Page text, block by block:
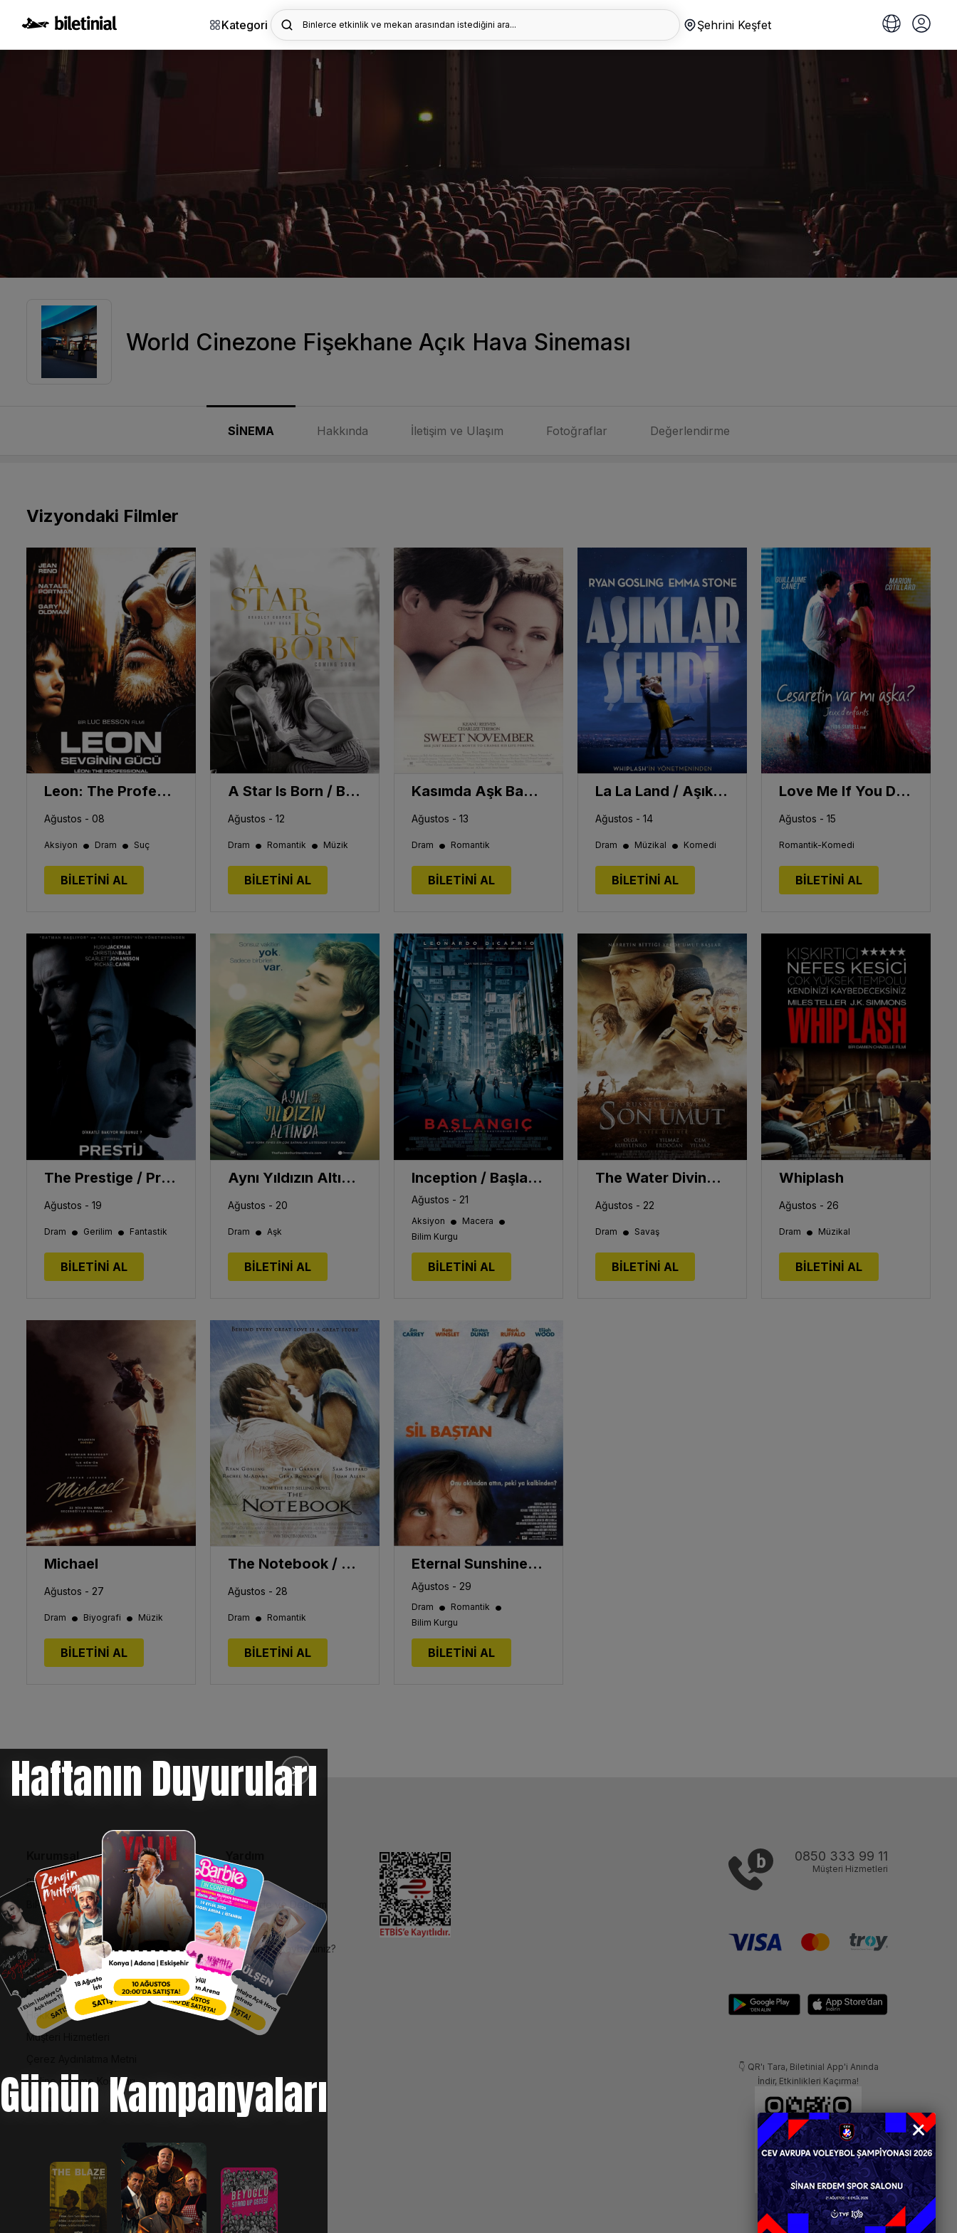
Kategori Binlerce etkinlik ve mekan arasından istediğini ara... Şehrini Keşfet
World Cinezone Fişekhane Açık Hava Sineması
SİNEMA Hakkında İletişim ve Ulaşım Fotoğraflar Değerlendirme
Vizyondaki Filmler
Leon: The Professional / Leon: Sevginin Gücü
Ağustos - 08
Aksiyon • Dram • Suç
BİLETİNİ AL
A Star Is Born / Bir Yıldız Doğuyor
Ağustos - 12
Dram • Romantik • Müzik
BİLETİNİ AL
Kasımda Aşk Başkadır / Sweet November
Ağustos - 13
Dram • Romantik
BİLETİNİ AL
La La Land / Aşıklar Şehri
Ağustos - 14
Dram • Müzikal • Komedi
BİLETİNİ AL
Love Me If You Dare / Cesaretin Var Mı Aşka?
Ağustos - 15
Romantik-Komedi
BİLETİNİ AL
The Prestige / Prestij
Ağustos - 19
Dram • Gerilim • Fantastik
BİLETİNİ AL
Aynı Yıldızın Altında / The Fault in our Stars
Ağustos - 20
Dram • Aşk
BİLETİNİ AL
Inception / Başlangıç
Ağustos - 21
Aksiyon • Macera •
Bilim Kurgu
BİLETİNİ AL
The Water Diviner / Son Umut
Ağustos - 22
Dram • Savaş
BİLETİNİ AL
Whiplash
Ağustos - 26
Dram • Müzikal
BİLETİNİ AL
Michael
Ağustos - 27
Dram • Biyografi • Müzik
BİLETİNİ AL
The Notebook / Notebook
Ağustos - 28
Dram • Romantik
BİLETİNİ AL
Eternal Sunshine of the Spotless Mind / Sil Baştan
Ağustos - 29
Dram • Romantik •
Bilim Kurgu
BİLETİNİ AL
✕
Haftanın Duyuruları
Günün Kampanyaları
Kurumsal
Bilgi Toplumu Hizmetleri
BiPuan Kurallar & Koşullar
Kişisel Verilerin Korunması
Sözleşme ve Politikalar
Entegre Yönetim Sistemi Politikası
Kurumsal Kimlik
Hakkımızda
Müşteri Hizmetleri
Online Ödeme Koşulları
İletişim
SSS
İptal, İade ve Değişim
Nasıl Bilet Alınır
Biletinizi Mi Kaybettiniz?
0850 333 99 11
Müşteri Hizmetleri
👇 QR'ı Tara, Biletinial App'i Anında
İndir, Etkinlikleri Kaçırma!